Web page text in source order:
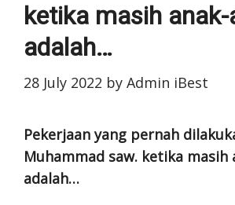
ketika masih anak-
adalah…
28 July 2022 by Admin iBest
Pekerjaan yang pernah
Muhammad saw. ketika masih
adalah…